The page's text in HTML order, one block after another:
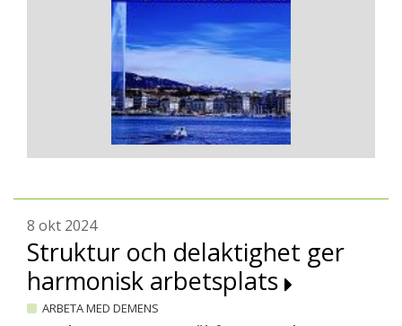
8 okt 2024
Struktur och delaktighet ger
harmonisk arbetsplats
ARBETA MED DEMENS